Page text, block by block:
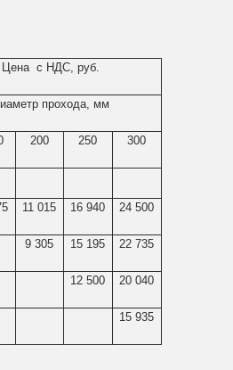
Цена с НДС, руб.
прохода, мм
200 250 300
11 015 16 940 24 500
9 305 15 195 22 735
12 500 20 040
15 935